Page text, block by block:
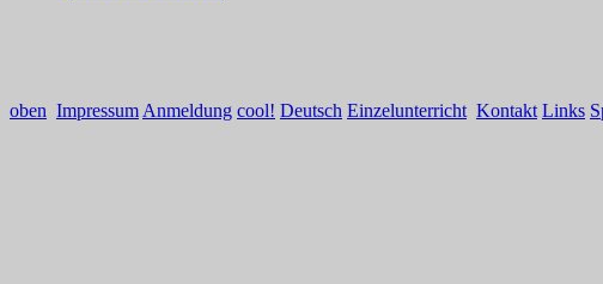
oben Impressum Anmeldung cool! Deutsch Einzelunterricht Kontakt Links